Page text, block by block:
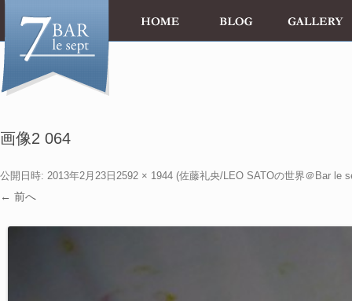
画像2 064
公開日時: 2013年2月23日 2592 × 1944 (佐藤礼央/LEO SATOの世界＠Bar le
← 前へ